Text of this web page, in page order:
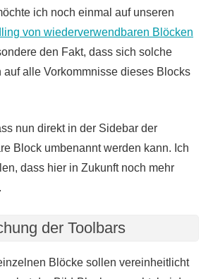
ich noch einmal auf unseren
von wiederverwendbaren Blöcken
den Fakt, dass sich solche
auf alle Vorkommnisse dieses Blocks
nun direkt in der Sidebar der
Block umbenannt werden kann. Ich
dass hier in Zukunft noch mehr
der Toolbars
Blöcke sollen vereinheitlicht